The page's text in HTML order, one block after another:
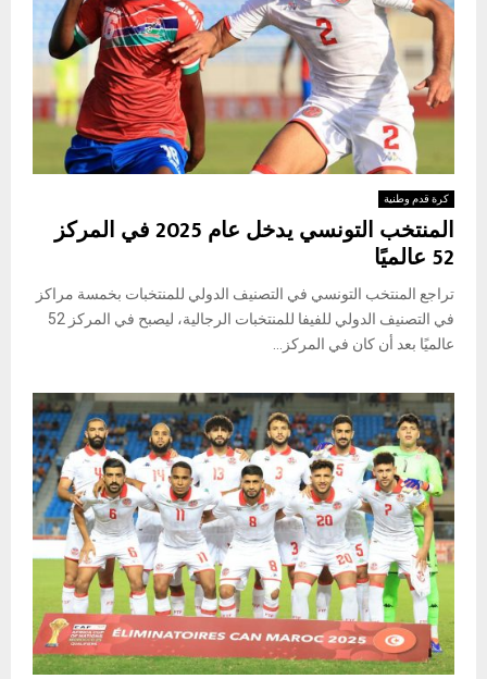
كرة قدم وطنية
المنتخب التونسي يدخل عام 2025 في المركز
52 عالميًا
تراجع المنتخب التونسي في التصنيف الدولي للمنتخبات بخمسة مراكز
في التصنيف الدولي للفيفا للمنتخبات الرجالية، ليصبح في المركز 52
عالميًا بعد أن كان في المركز...